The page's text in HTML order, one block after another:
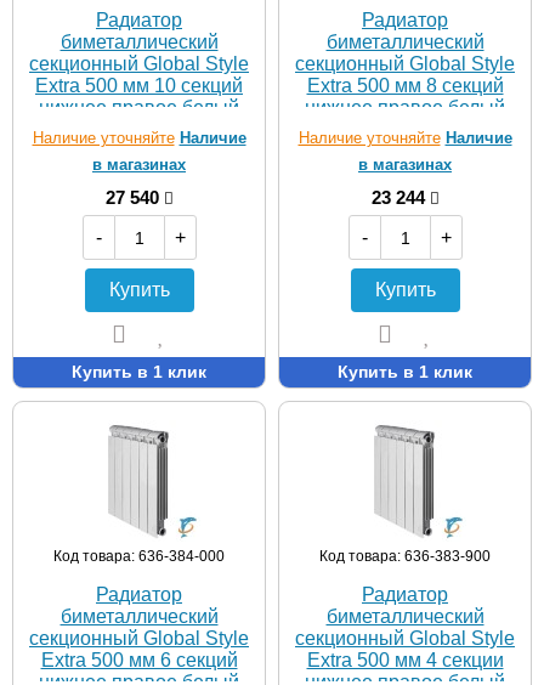
Радиатор
биметаллический
секционный Global Style
Extra 500 мм 10 секций
нижнее правое белый
Наличие уточняйте Наличие
в магазинах
27 540
-
+
Купить
Купить в 1 клик
Радиатор
биметаллический
секционный Global Style
Extra 500 мм 8 секций
нижнее правое белый
Наличие уточняйте Наличие
в магазинах
23 244
-
+
Купить
Купить в 1 клик
Код товара: 636-384-000
Радиатор
биметаллический
секционный Global Style
Extra 500 мм 6 секций
Код товара: 636-383-900
Радиатор
биметаллический
секционный Global Style
Extra 500 мм 4 секции